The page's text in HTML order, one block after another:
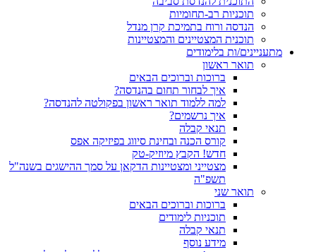
תוכניות רב-תחומיות
הנדסה ורוח בתמיכת קרן מנדל
תוכנית המצטיינים והמצטיינות
מתעניינים/ות בלימודים
תואר ראשון
ברוכות וברוכים הבאים
איך לבחור תחום בהנדסה?
למה ללמוד תואר ראשון בפקולטה להנדסה?
איך נרשמים?
תנאי קבלה
קורס הכנה ובחינת סיווג בפיזיקה אפס
חדש! הקבץ מיוזיק-טק
מצטייני ומצטיינות הדקאן על סמך ההישגים בשנה"ל
תשפ"ה
תואר שני
ברוכות וברוכים הבאים
תוכניות לימודים
תנאי קבלה
מידע נוסף